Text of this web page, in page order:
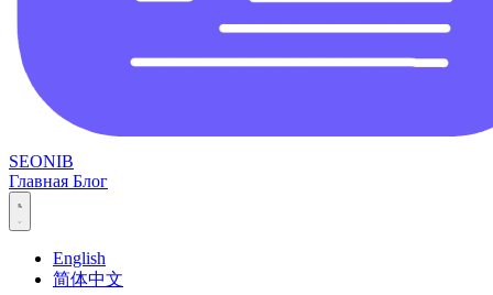
SEONIB
Главная Блог
English
简体中文